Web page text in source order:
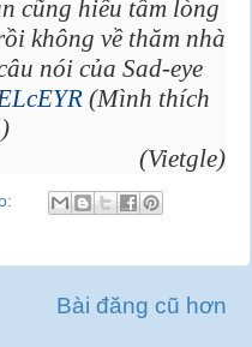
cũng hiểu tấm lòng
không về thăm nhà
nói của Sad-eye
(Mình thích
(Vietgle)
Bài đăng cũ hơn